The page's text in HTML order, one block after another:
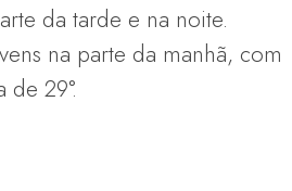
da tarde e na noite.
na parte da manhã, com
29°.